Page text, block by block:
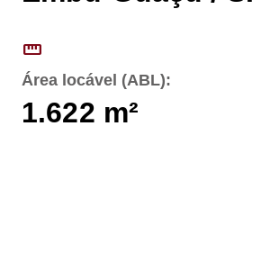
straighten
Área locável (ABL):
1.622 m²